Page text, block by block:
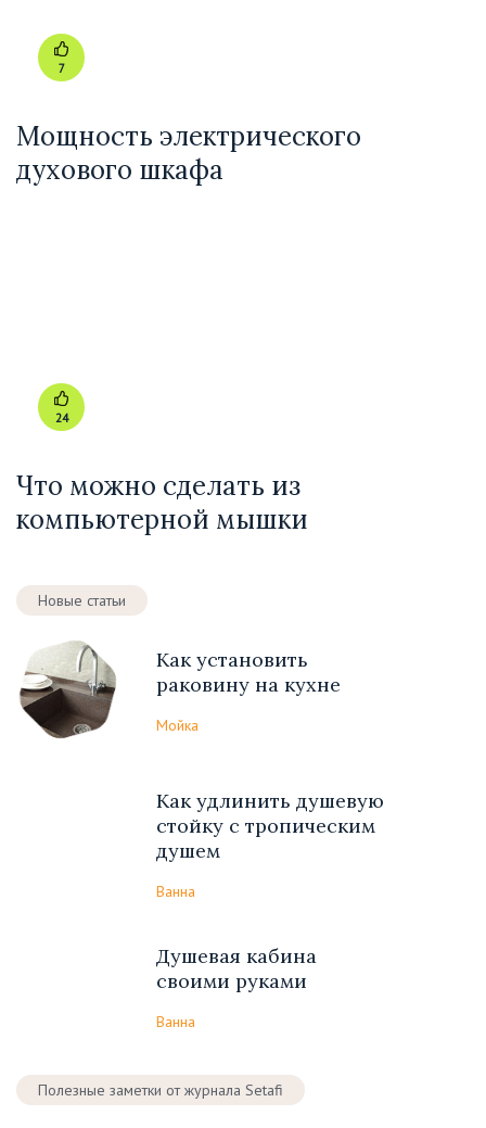
7
Мощность электрического
духового шкафа
24
Что можно сделать из
компьютерной мышки
Новые статьи
Как установить
раковину на кухне
Мойка
Как удлинить душевую
стойку с тропическим
душем
Ванна
Душевая кабина
своими руками
Ванна
Полезные заметки от журнала Setafi